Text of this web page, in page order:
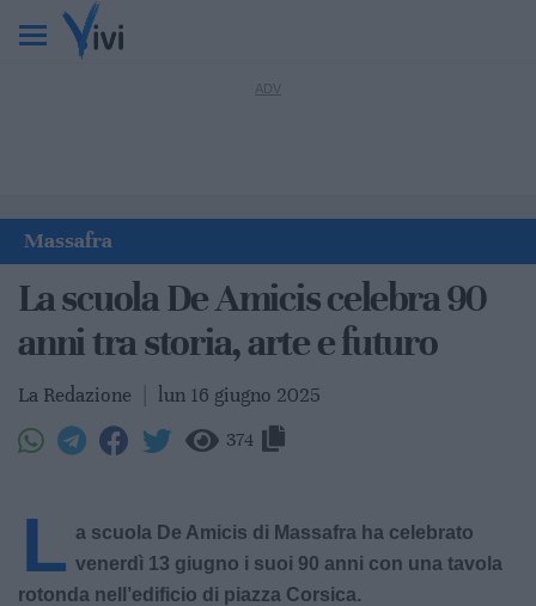
Massafra
La scuola De Amicis celebra 90
anni tra storia, arte e futuro
La Redazione lun 16 giugno 2025
374
L a scuola De Amicis di Massafra ha celebrato
venerdì 13 giugno i suoi 90 anni con una tavola
rotonda nell’edificio di piazza Corsica.